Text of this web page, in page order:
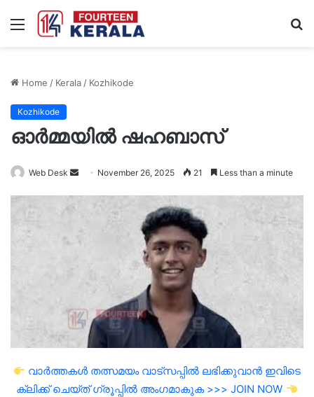
Menu
Home / Kerala/ Kozhikode
Kozhikode
ഓർമ്മയിൽ ഷഹബാസ്
Web Desk
Send November 26, 2025 21 Less than a minute
വാർത്തകൾ തത്സമയം വാട്സപ്പിൽ ലഭിക്കുവാൻ ഇവിടെ
ക്ലിക്ക് ചെയ്ത് ഗ്രൂപ്പിൽ അംഗമാകുക >>> JOIN NOW